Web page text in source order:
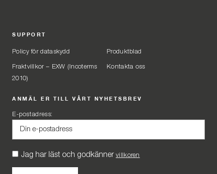
SUPPORT
Policy för dataskydd Produktblad
Fraktvillkor – EXW (Incoterms
2010)
Kontakta oss
ANMÄL ER TILL VÅRT NYHETSBREV
E-postadress:
Jag har läst och godkänner villkoren